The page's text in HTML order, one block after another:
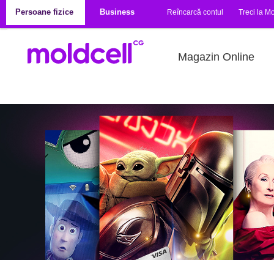
Persoane fizice
Business Reîncarcă contul Treci la
Magazin Online